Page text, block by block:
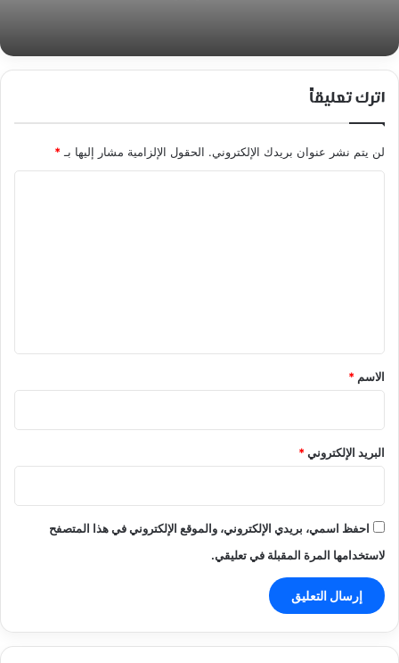
اترك تعليقاً
لن يتم نشر عنوان بريدك الإلكتروني. الحقول الإلزامية مشار إليها بـ *
*
الاسم *
البريد الإلكتروني*
احفظ اسمي، بريدي الإلكتروني، والموقع الإلكتروني في هذا المتصفح
لاستخدامها المرة المقبلة في تعليقي.